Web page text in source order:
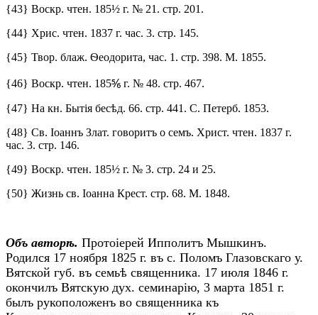
{43} Воскр. чтен. 185½ г. № 21. стр. 201.
{44} Хрис. чтен. 1837 г. час. 3. стр. 145.
{45} Твор. блаж. Ѳеодорита, час. 1. стр. 398. М. 1855.
{46} Воскр. чтен. 185⅚ г. № 48. стр. 467.
{47} На кн. Бытія бесѣд. 66. стр. 441. С. Петерб. 1853.
{48} Св. Іоаннъ Злат. говоритъ о семъ. Христ. чтен. 1837 г.
час. 3. стр. 146.
{49} Воскр. чтен. 185½ г. № 3. стр. 24 и 25.
{50} Жизнь св. Іоанна Крест. стр. 68. М. 1848.
Объ авторѣ. Протоіерей Ипполитъ Мышкинъ.
Родился 17 ноября 1825 г. въ с. Поломъ Глазовскаго у.
Вятской губ. въ семьѣ священника. 17 июля 1846 г.
окончилъ Вятскую дух. семинарію, 3 марта 1851 г.
былъ рукоположенъ во священника къ